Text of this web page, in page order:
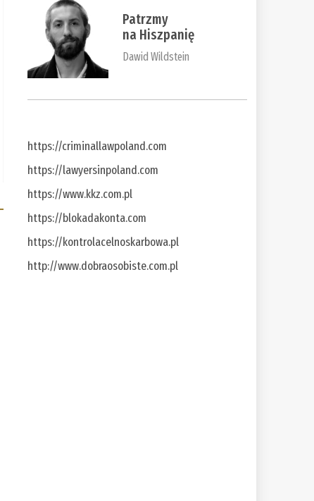
Patrzmy
na Hiszpanię
Dawid Wildstein
https://criminallawpoland.com
https://lawyersinpoland.com
https://www.kkz.com.pl
https://blokadakonta.com
https://kontrolacelnoskarbowa.pl
http://www.dobraosobiste.com.pl